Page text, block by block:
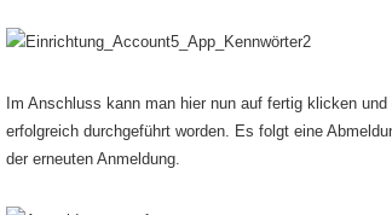
Im Anschluss kann man hier nun auf fertig klicken
erfolgreich durchgeführt worden. Es folgt eine
der erneuten Anmeldung.